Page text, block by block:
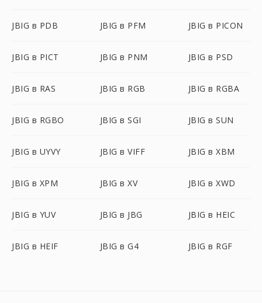
JBIG в PDB JBIG в PFM JBIG в PICON
JBIG в PICT JBIG в PNM JBIG в PSD
JBIG в RAS JBIG в RGB JBIG в RGBA
JBIG в RGBO JBIG в SGI JBIG в SUN
JBIG в UYVY JBIG в VIFF JBIG в XBM
JBIG в XPM JBIG в XV JBIG в XWD
JBIG в YUV JBIG в JBG JBIG в HEIC
JBIG в HEIF JBIG в G4 JBIG в RGF